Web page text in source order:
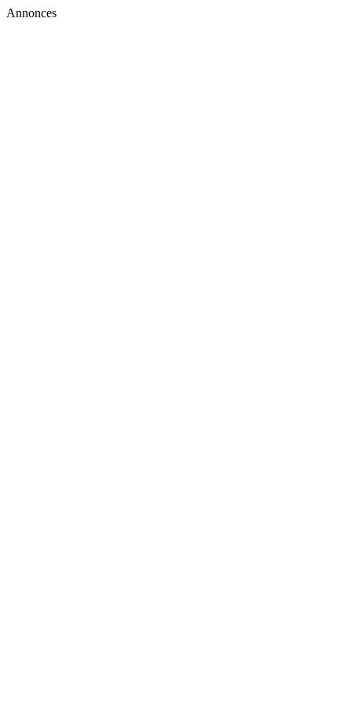
Annonces